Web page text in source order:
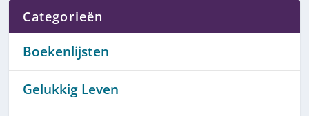
Categorieën
Boekenlijsten
Gelukkig Leven